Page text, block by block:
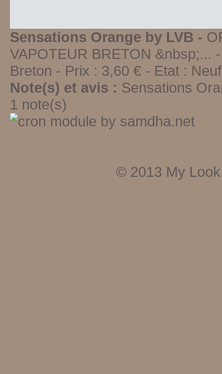
Sensations Orange by LVB -
VAPOTEUR BRETON &nbsp;...
Breton - Prix : 3,60 € - Etat :
Note(s) et avis : Sensations
1 note(s)
© 2013 My Look